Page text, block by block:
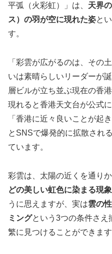
平弧（火彩虹）」は、 天界
ス）の羽が空に現れた姿と
す。
「彩雲が広がるのは、その
いは素晴らしいリーダーが
層ビルが立ち並ぶ現在の香
現れると香港天文台が公式
「香港に近々良いことが起
とSNSで爆発的に拡散され
ています。
彩雲は、太陽の近くを通り
どの美しい虹色に染まる現象
うに思えますが、実は雲の
ミングという3つの条件さえ
繁に見つけることができます